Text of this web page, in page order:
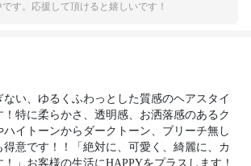
す。応援して頂けると嬉しいです！
い、ゆるくふわっとした質感のヘアスタイ
特に柔らかさ、透明感、お洒落感のあるク
ハイトーンからダークトーン、ブリーチ無し
意です！！「絶対に、可愛く、綺麗に、カ
」お客様の生活にHAPPYをプラスします！